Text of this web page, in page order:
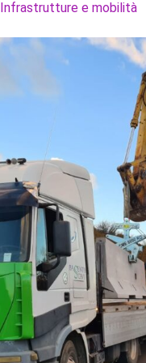
Infrastrutture e mobilità